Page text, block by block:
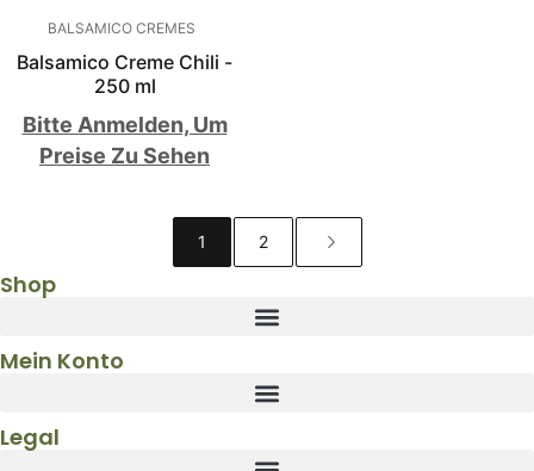
BALSAMICO CREMES
Balsamico Creme Chili -
250 ml
Bitte Anmelden, Um
Preise Zu Sehen
1 2
Shop
Mein Konto
Legal